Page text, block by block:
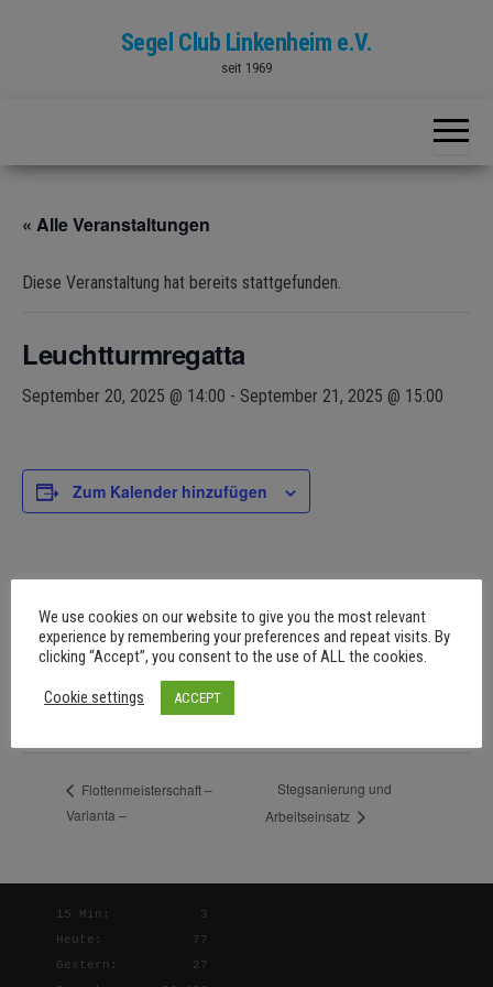
Segel Club Linkenheim e.V.
seit 1969
« Alle Veranstaltungen
Diese Veranstaltung hat bereits stattgefunden.
Leuchtturmregatta
September 20, 2025 @ 14:00 - September 21, 2025 @ 15:00
Zum Kalender hinzufügen
DETAILS
Beginn:
September 20, 2025 @ 14:00
Ende:
Flottenmeisterschaft –
Varianta –
Stegsanierung und
Arbeitseinsatz
15 Min:
3
Heute:
77
Gestern:
27
We use cookies on our website to give you the most relevant
experience by remembering your preferences and repeat visits. By
clicking “Accept”, you consent to the use of ALL the cookies.
Cookie settings ACCEPT